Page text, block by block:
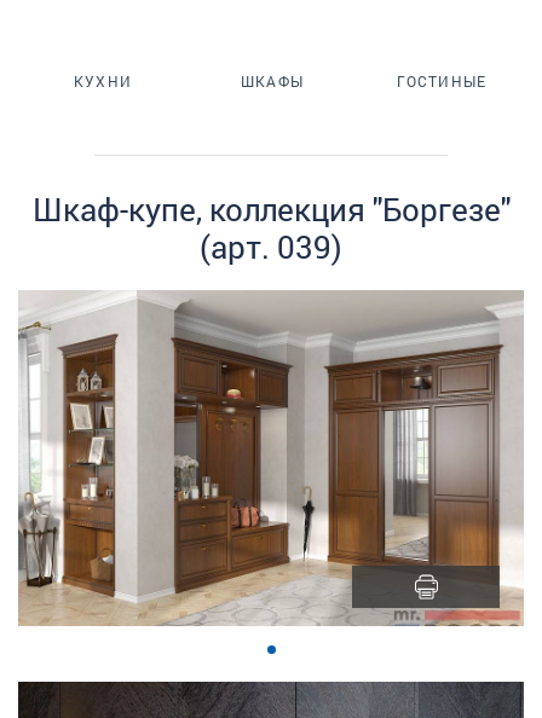
КУХНИ ШКАФЫ ГОСТИНЫЕ
Шкаф-купе, коллекция "Боргезе"
(арт. 039)